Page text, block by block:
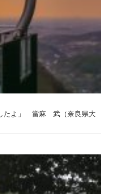
たよ」 當麻 武（奈良県大